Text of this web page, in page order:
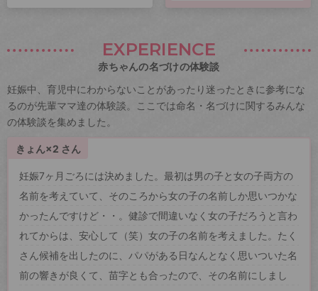
EXPERIENCE
赤ちゃんの名づけの体験談
妊娠中、育児中にわからないことがあったり迷ったときに参考にな
るのが先輩ママ達の体験談。ここでは命名・名づけに関するみんな
の体験談を集めました。
きょん×2 さん
妊娠7ヶ月ごろには決めました。最初は男の子と女の子両方の
名前を考えていて、そのころから女の子の名前しか思いつかな
かったんですけど・・。健診で間違いなく女の子だろうと言わ
れてからは、安心して（笑）女の子の名前を考えました。たく
さん候補を出したのに、パパがある日なんとなく思いついた名
前の響きが良くて、苗字とも合ったので、その名前にしまし